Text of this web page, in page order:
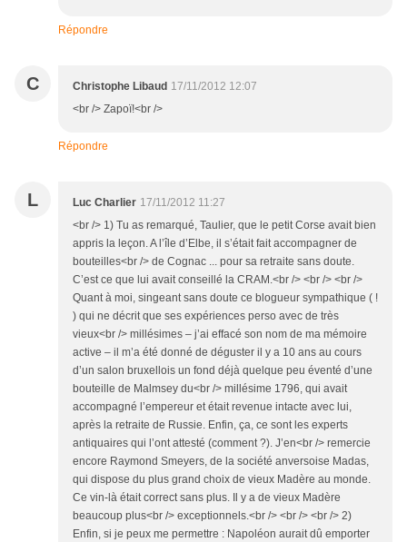
Répondre
C Christophe Libaud 17/11/2012 12:07
<br /> Zapoï!<br />
Répondre
L Luc Charlier 17/11/2012 11:27
<br /> 1) Tu as remarqué, Taulier, que le petit Corse avait bien
appris la leçon. A l’île d’Elbe, il s’était fait accompagner de
bouteilles<br /> de Cognac ... pour sa retraite sans doute.
C’est ce que lui avait conseillé la CRAM.<br /> <br /> <br />
Quant à moi, singeant sans doute ce blogueur sympathique ( !
) qui ne décrit que ses expériences perso avec de très
vieux<br /> millésimes – j’ai effacé son nom de ma mémoire
active – il m’a été donné de déguster il y a 10 ans au cours
d’un salon bruxellois un fond déjà quelque peu éventé d’une
bouteille de Malmsey du<br /> millésime 1796, qui avait
accompagné l’empereur et était revenue intacte avec lui,
après la retraite de Russie. Enfin, ça, ce sont les experts
antiquaires qui l’ont attesté (comment ?). J’en<br /> remercie
encore Raymond Smeyers, de la société anversoise Madas,
qui dispose du plus grand choix de vieux Madère au monde.
Ce vin-là était correct sans plus. Il y a de vieux Madère
beaucoup plus<br /> exceptionnels.<br /> <br /> <br /> 2)
Enfin, si je peux me permettre : Napoléon aurait dû emporter